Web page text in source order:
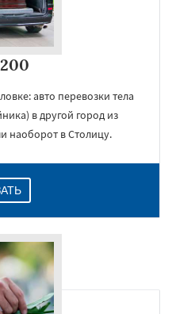
авто перевозки тела
в другой город из
наоборот в Столицу.